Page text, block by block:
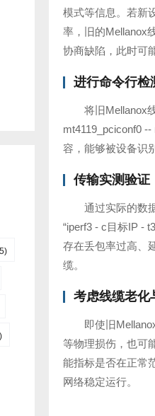
模式等信息。若新
率，旧的Mellanox
协商缺陷，此时可
进行命令行检
将旧Mellanox
mt4119_pciconf0
容，能够被设备识
传输实测验证
通过实际的数
“iperf3 - c目标IP -
存在丢包率过高、
缆。
考虑线缆老化
即使旧
等物理损伤，也可
能指标是否在正常
网络稳定运行。